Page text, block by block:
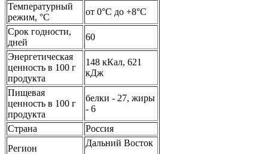
Температурный
режим, °C
от 0°C до +8°C
Срок годности,
дней
60
Энергетическая
ценность в 100 г
продукта
148 кКал, 621
кДж
Пищевая
ценность в 100 г
продукта
белки - 27, жиры
- 6
Страна
Россия
Регион
Дальний Восток